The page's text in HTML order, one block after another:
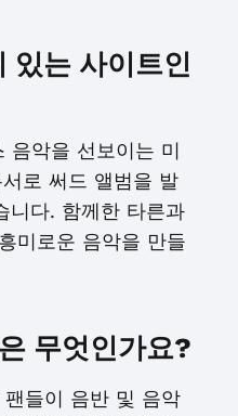
있는 사이트인
음악을 선보이는 미
로 써드 앨범을 발
니다. 함께한 타른과
미로운 음악을 만들
무엇인가요?
들이 음반 및 음악